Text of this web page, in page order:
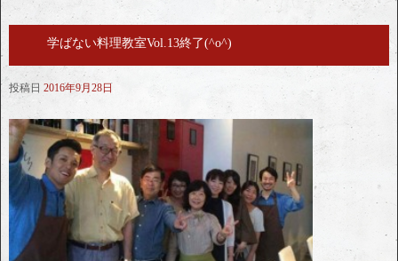
学ばない料理教室Vol.13終了(^o^)
投稿日 2016年9月28日